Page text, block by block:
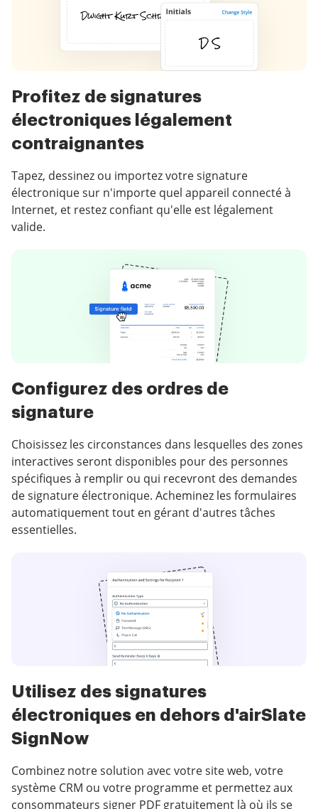
Profitez de signatures
électroniques légalement
contraignantes
Tapez, dessinez ou importez votre signature
électronique sur n'importe quel appareil connecté à
Internet, et restez confiant qu'elle est légalement
valide.
Configurez des ordres de
signature
Choisissez les circonstances dans lesquelles des zones
interactives seront disponibles pour des personnes
spécifiques à remplir ou qui recevront des demandes
de signature électronique. Acheminez les formulaires
automatiquement tout en gérant d'autres tâches
essentielles.
Utilisez des signatures
électroniques en dehors d'airSlate
SignNow
Combinez notre solution avec votre site web, votre
système CRM ou votre programme et permettez aux
consommateurs signer PDF gratuitement là où ils se